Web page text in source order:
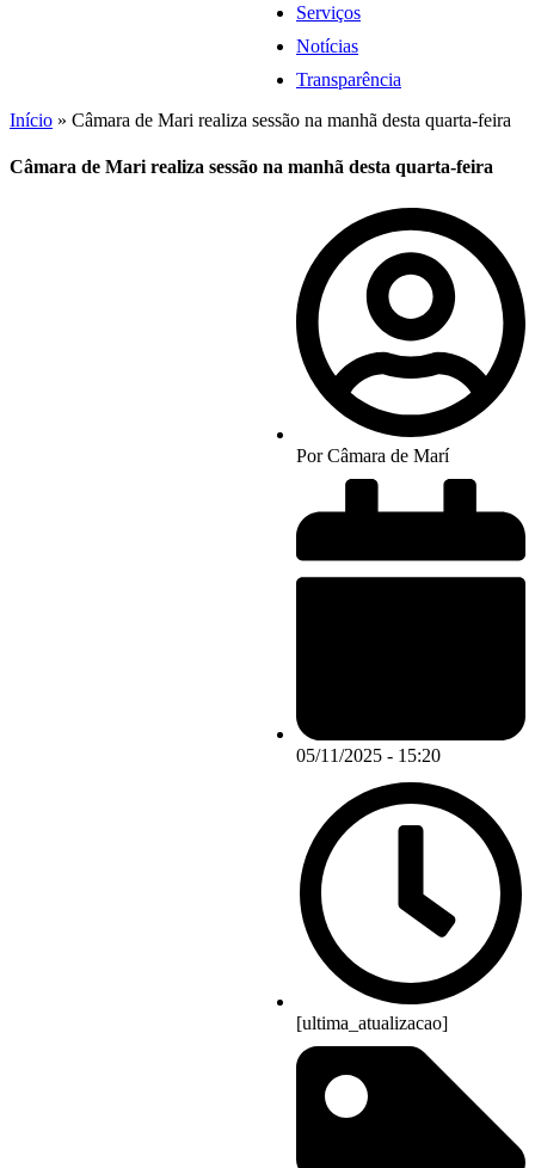
Serviços
Notícias
Transparência
Início » Câmara de Mari realiza sessão na manhã desta quarta-feira
Câmara de Mari realiza sessão na manhã desta quarta-feira
PorCâmara de Marí
05/11/2025 - 15:20
[ultima_atualizacao]